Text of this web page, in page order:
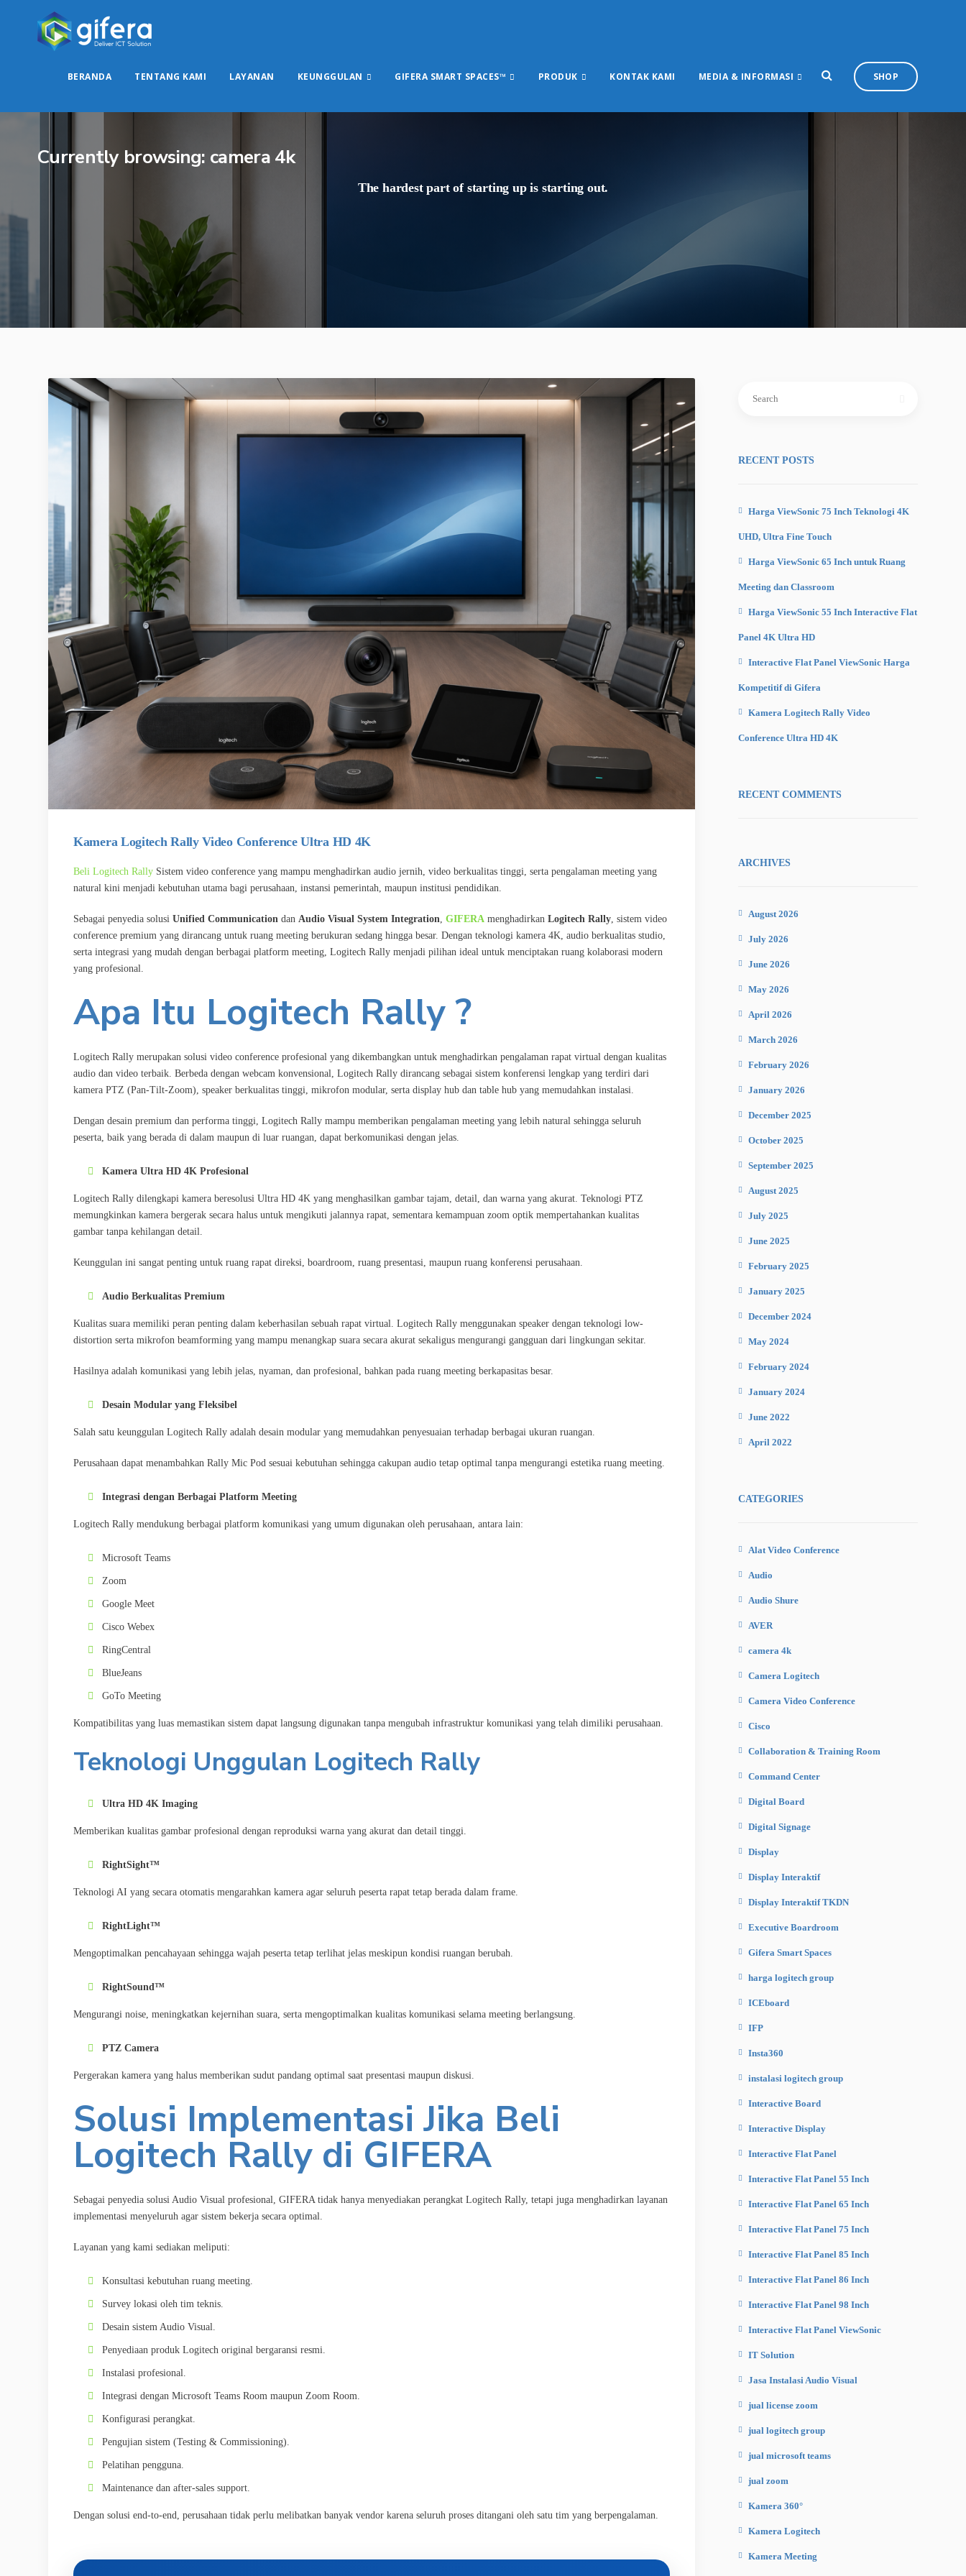
BERANDA TENTANG KAMI LAYANAN KEUNGGULAN GIFERA SMART SPACES™ PRODUK KONTAK KAMI MEDIA & INFORMASI SHOP
Currently browsing: camera 4k
The hardest part of starting up is starting out.
Kamera Logitech Rally Video Conference Ultra HD 4K
Beli Logitech Rally Sistem video conference yang mampu menghadirkan audio jernih, video berkualitas tinggi, serta pengalaman meeting yang
natural kini menjadi kebutuhan utama bagi perusahaan, instansi pemerintah, maupun institusi pendidikan.
Sebagai penyedia solusi Unified Communication dan Audio Visual System Integration, GIFERA menghadirkan Logitech Rally, sistem video
conference premium yang dirancang untuk ruang meeting berukuran sedang hingga besar. Dengan teknologi kamera 4K, audio berkualitas studio,
serta integrasi yang mudah dengan berbagai platform meeting, Logitech Rally menjadi pilihan ideal untuk menciptakan ruang kolaborasi modern
yang profesional.
Apa Itu Logitech Rally ?
Logitech Rally merupakan solusi video conference profesional yang dikembangkan untuk menghadirkan pengalaman rapat virtual dengan kualitas
audio dan video terbaik. Berbeda dengan webcam konvensional, Logitech Rally dirancang sebagai sistem konferensi lengkap yang terdiri dari
kamera PTZ (Pan-Tilt-Zoom), speaker berkualitas tinggi, mikrofon modular, serta display hub dan table hub yang memudahkan instalasi.
Dengan desain premium dan performa tinggi, Logitech Rally mampu memberikan pengalaman meeting yang lebih natural sehingga seluruh
peserta, baik yang berada di dalam maupun di luar ruangan, dapat berkomunikasi dengan jelas.
Kamera Ultra HD 4K Profesional
Logitech Rally dilengkapi kamera beresolusi Ultra HD 4K yang menghasilkan gambar tajam, detail, dan warna yang akurat. Teknologi PTZ
memungkinkan kamera bergerak secara halus untuk mengikuti jalannya rapat, sementara kemampuan zoom optik mempertahankan kualitas
gambar tanpa kehilangan detail.
Keunggulan ini sangat penting untuk ruang rapat direksi, boardroom, ruang presentasi, maupun ruang konferensi perusahaan.
Audio Berkualitas Premium
Kualitas suara memiliki peran penting dalam keberhasilan sebuah rapat virtual. Logitech Rally menggunakan speaker dengan teknologi low-
distortion serta mikrofon beamforming yang mampu menangkap suara secara akurat sekaligus mengurangi gangguan dari lingkungan sekitar.
Hasilnya adalah komunikasi yang lebih jelas, nyaman, dan profesional, bahkan pada ruang meeting berkapasitas besar.
Desain Modular yang Fleksibel
Salah satu keunggulan Logitech Rally adalah desain modular yang memudahkan penyesuaian terhadap berbagai ukuran ruangan.
Perusahaan dapat menambahkan Rally Mic Pod sesuai kebutuhan sehingga cakupan audio tetap optimal tanpa mengurangi estetika ruang meeting.
Integrasi dengan Berbagai Platform Meeting
Logitech Rally mendukung berbagai platform komunikasi yang umum digunakan oleh perusahaan, antara lain:
Microsoft Teams
Zoom
Google Meet
Cisco Webex
RingCentral
BlueJeans
GoTo Meeting
Kompatibilitas yang luas memastikan sistem dapat langsung digunakan tanpa mengubah infrastruktur komunikasi yang telah dimiliki perusahaan.
Teknologi Unggulan Logitech Rally
Ultra HD 4K Imaging
Memberikan kualitas gambar profesional dengan reproduksi warna yang akurat dan detail tinggi.
RightSight™
Teknologi AI yang secara otomatis mengarahkan kamera agar seluruh peserta rapat tetap berada dalam frame.
RightLight™
Mengoptimalkan pencahayaan sehingga wajah peserta tetap terlihat jelas meskipun kondisi ruangan berubah.
RightSound™
Mengurangi noise, meningkatkan kejernihan suara, serta mengoptimalkan kualitas komunikasi selama meeting berlangsung.
PTZ Camera
Pergerakan kamera yang halus memberikan sudut pandang optimal saat presentasi maupun diskusi.
Solusi Implementasi Jika Beli
Logitech Rally di GIFERA
Sebagai penyedia solusi Audio Visual profesional, GIFERA tidak hanya menyediakan perangkat Logitech Rally, tetapi juga menghadirkan layanan
implementasi menyeluruh agar sistem bekerja secara optimal.
Layanan yang kami sediakan meliputi:
Konsultasi kebutuhan ruang meeting.
Survey lokasi oleh tim teknis.
Desain sistem Audio Visual.
Penyediaan produk Logitech original bergaransi resmi.
Instalasi profesional.
Integrasi dengan Microsoft Teams Room maupun Zoom Room.
Konfigurasi perangkat.
Pengujian sistem (Testing & Commissioning).
Pelatihan pengguna.
Maintenance dan after-sales support.
Dengan solusi end-to-end, perusahaan tidak perlu melibatkan banyak vendor karena seluruh proses ditangani oleh satu tim yang berpengalaman.
RECENT POSTS
Harga ViewSonic 75 Inch Teknologi 4K
UHD, Ultra Fine Touch
Harga ViewSonic 65 Inch untuk Ruang
Meeting dan Classroom
Harga ViewSonic 55 Inch Interactive Flat
Panel 4K Ultra HD
Interactive Flat Panel ViewSonic Harga
Kompetitif di Gifera
Kamera Logitech Rally Video
Conference Ultra HD 4K
RECENT COMMENTS
ARCHIVES
August 2026
July 2026
June 2026
May 2026
April 2026
March 2026
February 2026
January 2026
December 2025
October 2025
September 2025
August 2025
July 2025
June 2025
February 2025
January 2025
December 2024
May 2024
February 2024
January 2024
June 2022
April 2022
CATEGORIES
Alat Video Conference
Audio
Audio Shure
AVER
camera 4k
Camera Logitech
Camera Video Conference
Cisco
Collaboration & Training Room
Command Center
Digital Board
Digital Signage
Display
Display Interaktif
Display Interaktif TKDN
Executive Boardroom
Gifera Smart Spaces
harga logitech group
ICEboard
IFP
Insta360
instalasi logitech group
Interactive Board
Interactive Display
Interactive Flat Panel
Interactive Flat Panel 55 Inch
Interactive Flat Panel 65 Inch
Interactive Flat Panel 75 Inch
Interactive Flat Panel 85 Inch
Interactive Flat Panel 86 Inch
Interactive Flat Panel 98 Inch
Interactive Flat Panel ViewSonic
IT Solution
Jasa Instalasi Audio Visual
jual license zoom
jual logitech group
jual microsoft teams
jual zoom
Kamera 360°
Kamera Logitech
Kamera Meeting